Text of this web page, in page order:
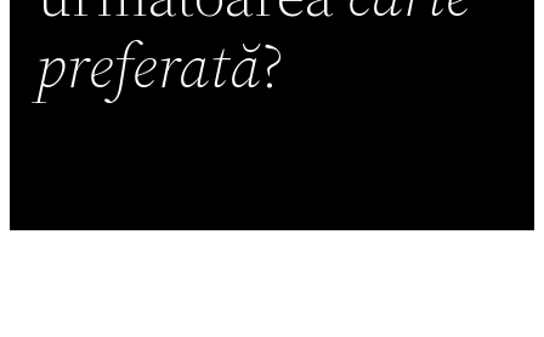
preferată?